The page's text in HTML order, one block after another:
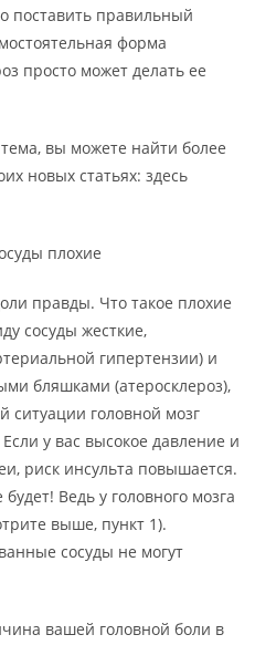
поставить правильный
форма
просто может делать ее
вы можете найти более
новых статьях: здесь
плохие
правды. Что такое плохие
сосуды жесткие,
гипертензии) и
бляшками (атеросклероз),
ситуации головной мозг
у вас высокое давление и
риск инсульта повышается.
Ведь у головного мозга
выше, пункт 1).
сосуды не могут
вашей головной боли в